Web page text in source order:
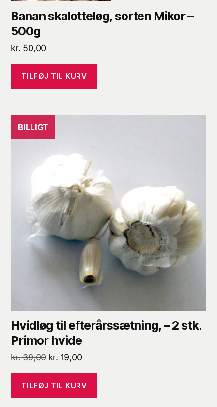
Banan skalotteløg, sorten Mikor –
500g
kr. 50,00
TILFØJ TIL KURV
BILLIGT
Hvidløg til efterårssætning, – 2 stk.
Primor hvide
kr.39,00 Den
pris
var:
kr. 19,00Den
pris
er:
TILFØJ TIL KURV